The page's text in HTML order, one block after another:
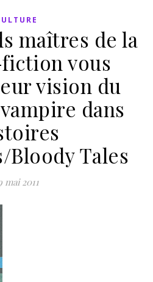
maîtres de la
vous
vision du
dans
Bloody Tales
mai 2011